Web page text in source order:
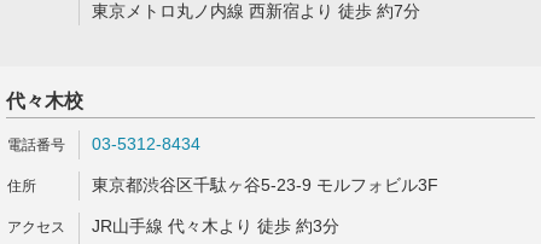
東京メトロ丸ノ内線 西新宿より 徒歩 約7分
代々木校
03-5312-8434
東京都渋谷区千駄ヶ谷5-23-9 モルフォビル3F
JR山手線 代々木より 徒歩 約3分